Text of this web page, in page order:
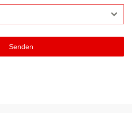
Senden